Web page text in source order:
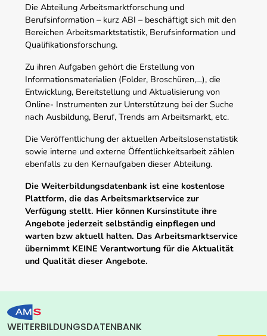
Die Abteilung Arbeitsmarktforschung und
Berufsinformation – kurz ABI – beschäftigt sich mit den
Bereichen Arbeitsmarktstatistik, Berufsinformation und
Qualifikationsforschung.
Zu ihren Aufgaben gehört die Erstellung von
Informationsmaterialien (Folder, Broschüren,…), die
Entwicklung, Bereitstellung und Aktualisierung von
Online- Instrumenten zur Unterstützung bei der Suche
nach Ausbildung, Beruf, Trends am Arbeitsmarkt, etc.
Die Veröffentlichung der aktuellen Arbeitslosenstatistik
sowie interne und externe Öffentlichkeitsarbeit zählen
ebenfalls zu den Kernaufgaben dieser Abteilung.
Die Weiterbildungsdatenbank ist eine kostenlose
Plattform, die das Arbeitsmarktservice zur
Verfügung stellt. Hier können Kursinstitute ihre
Angebote jederzeit selbständig einpflegen und
warten bzw aktuell halten. Das Arbeitsmarktservice
übernimmt KEINE Verantwortung für die Aktualität
und Qualität dieser Angebote.
WEITERBILDUNGSDATENBANK